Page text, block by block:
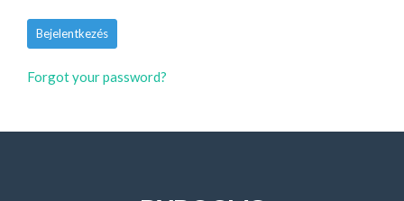
Bejelentkezés
Forgot your password?